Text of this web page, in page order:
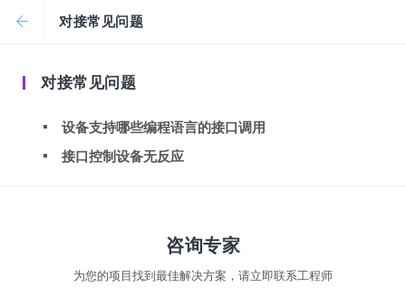
对接常见问题
对接常见问题
设备支持哪些编程语言的接口调用
接口控制设备无反应
咨询专家
为您的项目找到最佳解决方案，请立即联系工程师